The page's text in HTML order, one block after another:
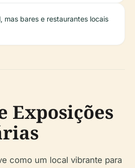
mas bares e restaurantes locais
Exposições
como um local vibrante para